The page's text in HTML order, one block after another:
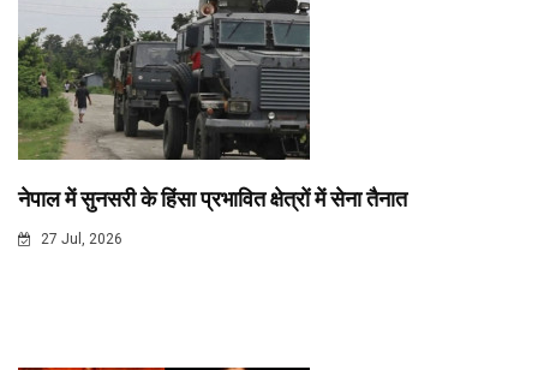
नेपाल में सुनसरी के हिंसा प्रभावित क्षेत्रों में सेना तैनात
27 Jul, 2026